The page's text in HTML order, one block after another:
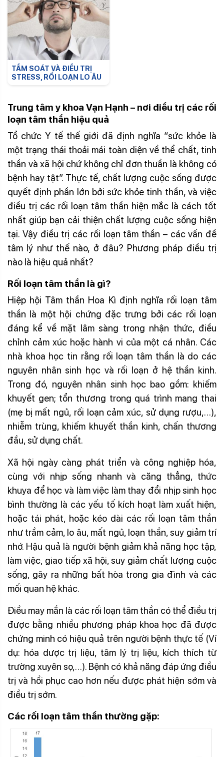
TẦM SOÁT VÀ ĐIỀU TRỊ
STRESS, RỐI LOẠN LO ÂU
Trung tâm y khoa Vạn Hạnh – nơi điều trị các rối
loạn tâm thần hiệu quả
Tổ chức Y tế thế giới đã định nghĩa “sức khỏe là
một trạng thái thoải mái toàn diện về thể chất, tinh
thần và xã hội chứ không chỉ đơn thuần là không có
bệnh hay tật”. Thực tế, chất lượng cuộc sống được
quyết định phần lớn bởi sức khỏe tinh thần, và việc
điều trị các rối loạn tâm thần hiện mắc là cách tốt
nhất giúp bạn cải thiện chất lượng cuộc sống hiện
tại. Vậy điều trị các rối loạn tâm thần – các vấn đề
tâm lý như thế nào, ở đâu? Phương pháp điều trị
nào là hiệu quả nhất?
Rối loạn tâm thần là gì?
Hiệp hội Tâm thần Hoa Kì định nghĩa rối loạn tâm
thần là một hội chứng đặc trưng bởi các rối loạn
đáng kể về mặt lâm sàng trong nhận thức, điều
chỉnh cảm xúc hoặc hành vi của một cá nhân. Các
nhà khoa học tin rằng rối loạn tâm thần là do các
nguyên nhân sinh học và rối loạn ở hệ thần kinh.
Trong đó, nguyên nhân sinh học bao gồm: khiếm
khuyết gen; tổn thương trong quá trình mang thai
(mẹ bị mất ngủ, rối loạn cảm xúc, sử dụng rượu,…),
nhiễm trùng, khiếm khuyết thần kinh, chấn thương
đầu, sử dụng chất.
Xã hội ngày càng phát triển và công nghiệp hóa,
cùng với nhịp sống nhanh và căng thẳng, thức
khuya để học và làm việc làm thay đổi nhịp sinh học
bình thường là các yếu tố kích hoạt làm xuất hiện,
hoặc tái phát, hoặc kéo dài các rối loạn tâm thần
như trầm cảm, lo âu, mất ngủ, loạn thần, suy giảm trí
nhớ. Hậu quả là người bệnh giảm khả năng học tập,
làm việc, giao tiếp xã hội, suy giảm chất lượng cuộc
sống, gây ra những bất hòa trong gia đình và các
mối quan hệ khác.
Điều may mắn là các rối loạn tâm thần có thể điều trị
được bằng nhiều phương pháp khoa học đã được
chứng minh có hiệu quả trên người bệnh thực tế (Ví
dụ: hóa dược trị liệu, tâm lý trị liệu, kích thích từ
trường xuyên sọ,…). Bệnh có khả năng đáp ứng điều
trị và hồi phục cao hơn nếu được phát hiện sớm và
điều trị sớm.
Các rối loạn tâm thần thường gặp: